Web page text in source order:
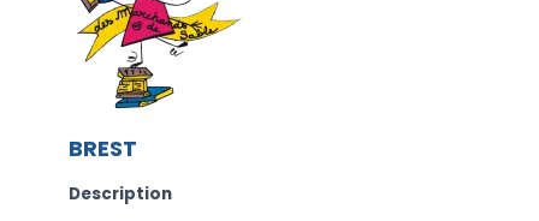
BREST
Description